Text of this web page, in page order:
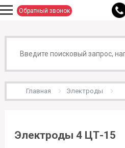
Обратный звонок
Главная Электроды
Электроды 4 ЦТ-15